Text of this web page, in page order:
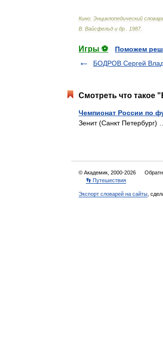
Кино: Энциклопедический
В Вайсфельд и др 1987.
Игры ⚽
Поможем
БОДРОВ Сергей
Смотреть что такое
Чемпионат России по
Зенит (Санкт
© Академик, 2000-2026
👣 Путешествия
Экспорт словарей на сайты ,